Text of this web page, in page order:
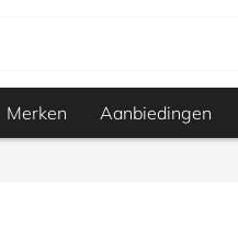
Merken Aanbiedingen